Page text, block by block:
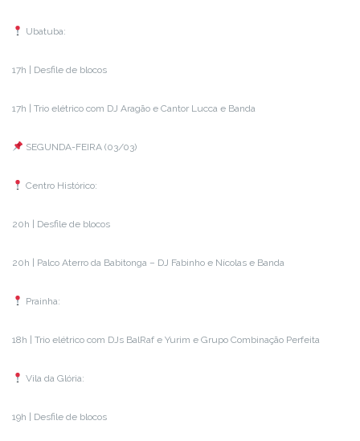
Ubatuba:
17h | Desfile de blocos
17h | Trio elétrico com DJ Aragão e Cantor Lucca e Banda
SEGUNDA-FEIRA (03/03)
Centro Histórico:
20h | Desfile de blocos
20h | Palco Aterro da Babitonga – DJ Fabinho e Nícolas e Banda
Prainha:
18h | Trio elétrico com DJs BalRaf e Yurim e Grupo Combinação Perfeita
Vila da Glória:
19h | Desfile de blocos